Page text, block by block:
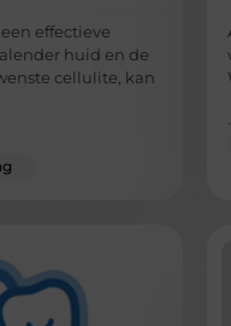
effectieve
huid en de
cellulite, kan